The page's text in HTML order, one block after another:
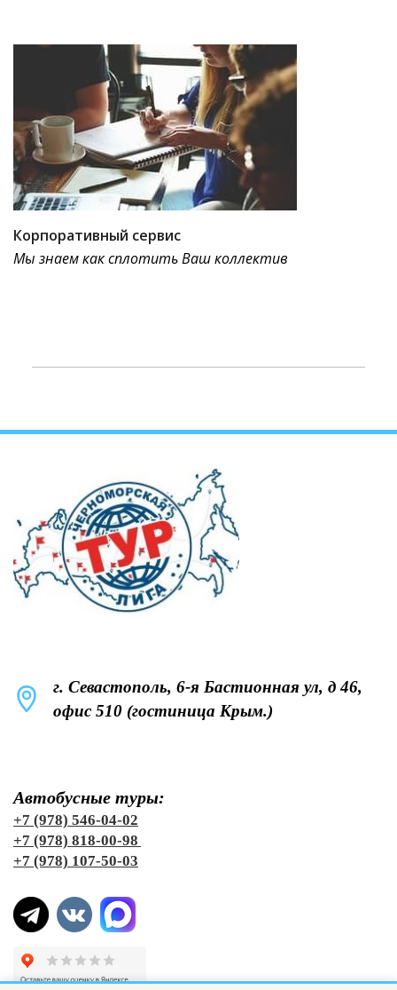
Корпоративный сервис
Мы знаем как сплотить Ваш коллектив
г. Севастополь, 6-я Бастионная ул, д 46,
офис 510 (гостиница Крым.)
Автобусные туры:
+7 (978) 546-04-02
+7 (978) 818-00-98
+7 (978) 107-50-03